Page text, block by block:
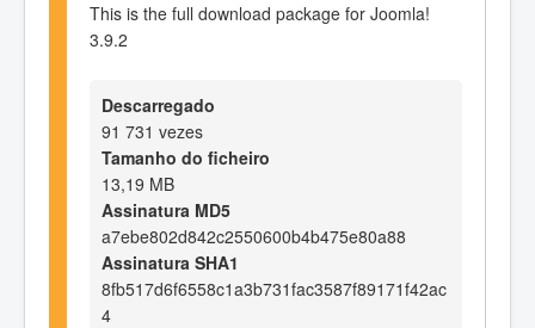
This is the full download package for Joomla!
3.9.2
Descarregado
91 731 vezes
Tamanho do ficheiro
13,19 MB
Assinatura MD5
a7ebe802d842c2550600b4b475e80a88
Assinatura SHA1
8fb517d6f6558c1a3b731fac3587f89171f42ac
4